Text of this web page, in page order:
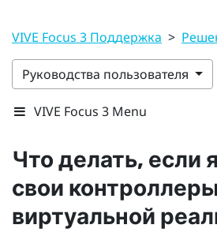
VIVE Focus 3 Поддержка >
Руководства пользователя
VIVE Focus 3 Menu
Что делать, если
свои
виртуальной